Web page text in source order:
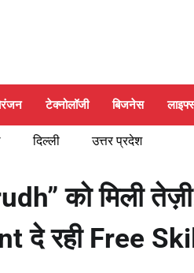
टेक्नोलॉजी बिजनेस
दिल्ली उत्तर प्रदेश
को मिली
दे रही Free